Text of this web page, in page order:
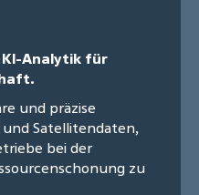
Analytik für
und präzise
Satellitendaten,
bei der
zu